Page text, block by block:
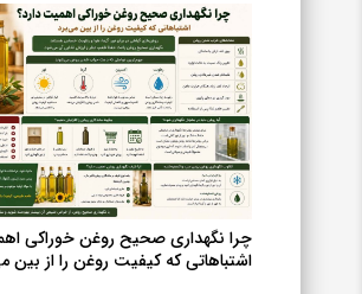
چرا نگهداری صحیح روغن خوراکی
اشتباهاتی که کیفیت روغن را از بین